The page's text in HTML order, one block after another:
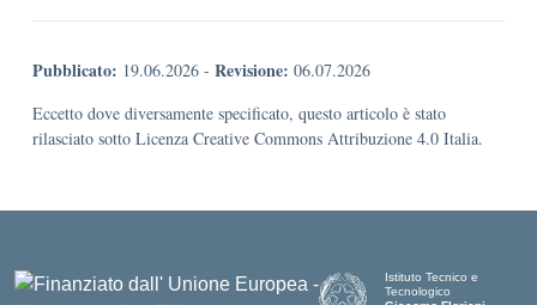
Pubblicato: 19.06.2026 - Revisione: 06.07.2026
Eccetto dove diversamente specificato, questo articolo è stato
rilasciato sotto Licenza Creative Commons Attribuzione 4.0 Italia.
Istituto Tecnico e
Tecnologico